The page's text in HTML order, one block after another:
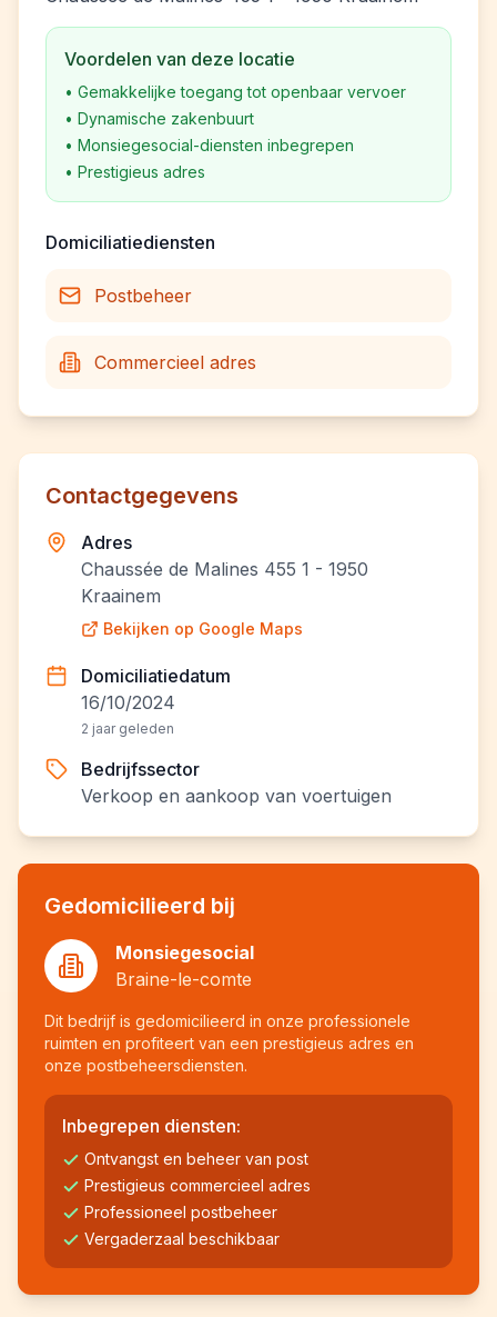
Voordelen van deze locatie
• Gemakkelijke toegang tot openbaar vervoer
• Dynamische zakenbuurt
• Monsiegesocial-diensten inbegrepen
• Prestigieus adres
Domiciliatiediensten
Postbeheer
Commercieel adres
Contactgegevens
Adres
Chaussée de Malines 455 1 - 1950
Kraainem
Bekijken op Google Maps
Domiciliatiedatum
16/10/2024
2 jaar geleden
Bedrijfssector
Verkoop en aankoop van voertuigen
Gedomicilieerd bij
Monsiegesocial
Braine-le-comte
Dit bedrijf is gedomicilieerd in onze professionele
ruimten en profiteert van een prestigieus adres en
onze postbeheersdiensten.
Inbegrepen diensten:
Ontvangst en beheer van post
Prestigieus commercieel adres
Professioneel postbeheer
Vergaderzaal beschikbaar